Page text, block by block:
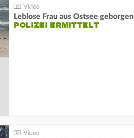
Leblose Frau aus Ostsee geborgen
POLIZEI ERMITTELT